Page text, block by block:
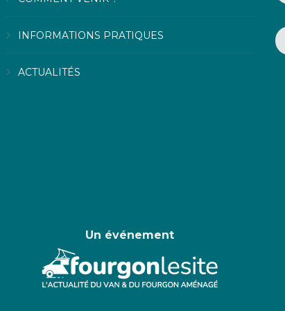
INFORMATIONS PRATIQUES
ACTUALITÉS
Un événement